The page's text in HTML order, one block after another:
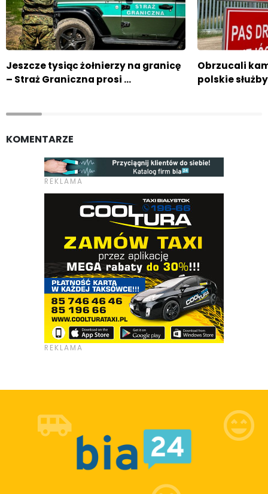
Jeszcze tysiąc żołnierzy na granicę
– Straż Graniczna prosi …
Obrzucali
polskie służby
KOMENTARZE